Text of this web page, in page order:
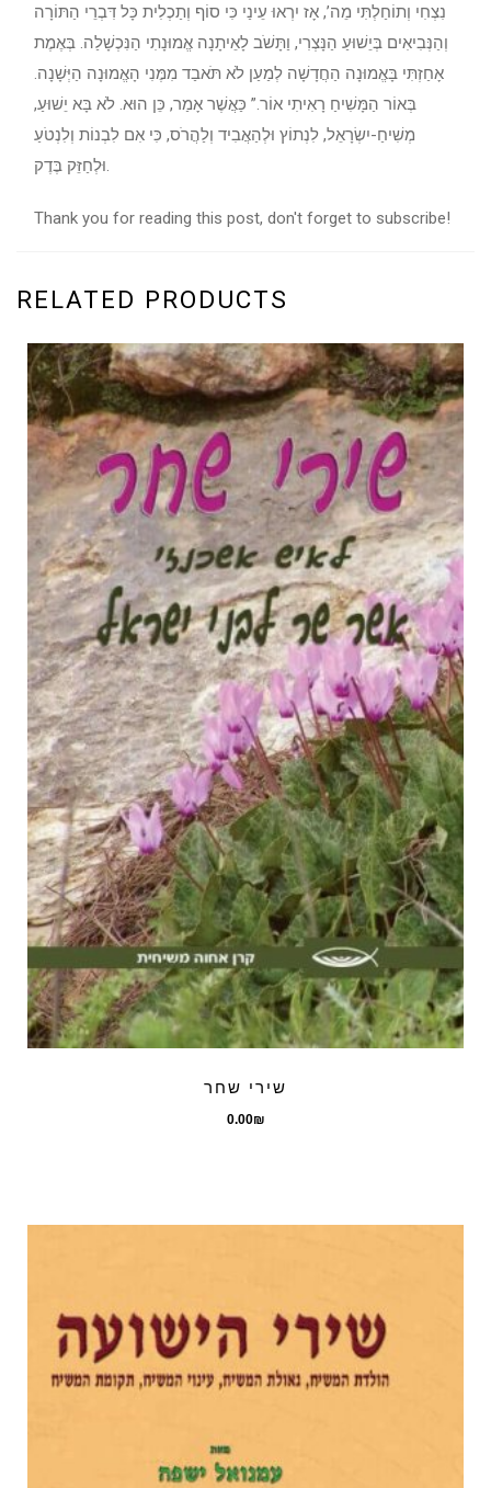
נִצְחִי וְתוֹחַלְתִּי מֵה’, אָז יִרְאוּ עֵינַי כִּי סוֹף וְתַכְלִית כָּל דִּבְרֵי הַתּוֹרָה
וְהַנְּבִיאִים בְּיֵשׁוּעַ הַנָּצְרִי, וַתָּשֹׁב לָאֵיתָנָה אֱמוּנָתִי הַנִּכְשָׁלַה. בְּאֶמֶת
אָחַזְתִּי בָּאֱמוּנָה הַחֲדָשָׁה לְמַעַן לֹא תֹּאבַד מִמֶּנִי הָאֱמוּנָה הַיְּשָׁנָה.
בְּאוֹר הַמָּשִׁיחַ רָאִיתִי אוֹר.” כַּאֲשֶׁר אָמַר, כֵּן הוּא. לֹא בָּא יֵשׁוּעַ,
מְשִׁיחַ-יִשְׂרָאֵל, לִנְתוֹץ וּלְהַאֲבִיד וְלַהֲרֹס, כִּי אִם לִבְנוֹת וְלִנְטֹעַ
וּלְחַזֵּק בֶּדֶק.
Thank you for reading this post, don't forget to subscribe!
RELATED PRODUCTS
שירי שחר
0.00₪